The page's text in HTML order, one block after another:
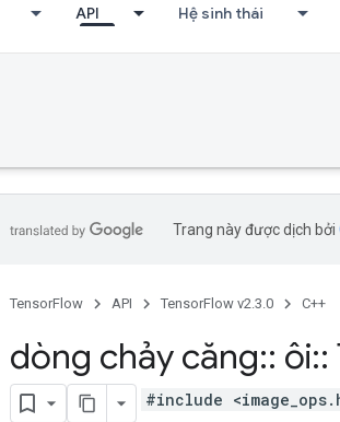
API Hệ sinh thái
Trang này được dịch bởi
TensorFlow API TensorFlow v2.3.0 C++
dòng chảy căng:: ôi::
#include